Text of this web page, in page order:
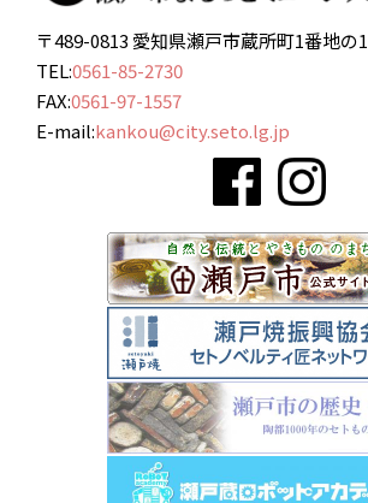
〒489-0813 愛知県瀬戸市蔵所町1番地の1
TEL:0561-85-2730
FAX:0561-97-1557
E-mail:kankou@city.seto.lg.jp